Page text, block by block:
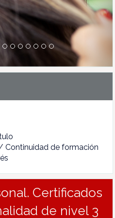
Continuidad de formación
Certificados
de nivel 3